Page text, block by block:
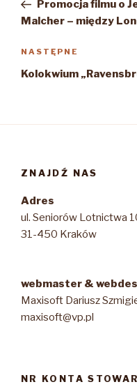
Promocja filmu o
Malcher – między
Następny
wpis
NASTĘPNE
Kolokwium
ZNAJDŹ NAS
Adres
ul. Seniorów Lotnictwa
31-450 Kraków
webmaster &
Maxisoft Dariusz
maxisoft@vp.pl
NR KONTA